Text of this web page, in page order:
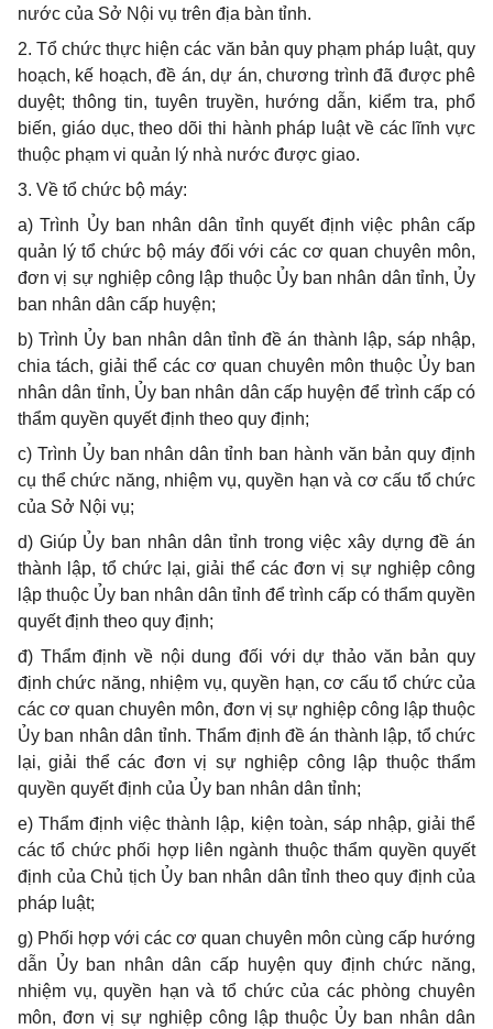
nước của Sở Nội vụ trên địa bàn tỉnh.
2.Tổ chức thực hiện các văn bản quy phạm pháp luật, quy
hoạch, kế hoạch, đề án, dự án, chương trình đã được phê
duyệt; thông tin, tuyên truyền, hướng dẫn, kiểm tra, phổ
biến, giáo dục, theo dõi thi hành pháp luật về các lĩnh vực
thuộc phạm vi quản lý nhà nước được giao.
3. Về tổ chức bộ máy:
a)Trình Ủy ban nhân dân tỉnh quyết định việc phân cấp
quản lý tổ chức bộ máy đối với các cơ quan chuyên môn,
đơn vị sự nghiệp công lập thuộc Ủy ban nhân dân tỉnh, Ủy
ban nhân dân cấp huyện;
b)Trình Ủy ban nhân dân tỉnh đề án thành lập, sáp nhập,
chia tách, giải thể các cơ quan chuyên môn thuộc Ủy ban
nhân dân tỉnh, Ủy ban nhân dân cấp huyện để trình cấp có
thẩm quyền quyết định theo quy định;
c) Trình Ủy ban nhân dân tỉnh ban hành văn bản quy định
cụ thể chức năng, nhiệm vụ, quyền hạn và cơ cấu tổ chức
của Sở Nội vụ;
d) Giúp Ủy ban nhân dân tỉnh trong việc xây dựng đề án
thành lập, tổ chức lại, giải thể các đơn vị sự nghiệp công
lập thuộc Ủy ban nhân dân tỉnh để trình cấp có thẩm quyền
quyết định theo quy định;
đ) Thẩm định về nội dung đối với dự thảo văn bản quy
định chức năng, nhiệm vụ, quyền hạn, cơ cấu tổ chức của
các cơ quan chuyên môn, đơn vị sự nghiệp công lập thuộc
Ủy ban nhân dân tỉnh. Thẩm định đề án thành lập, tổ chức
lại, giải thể các đơn vị sự nghiệp công lập thuộc thẩm
quyền quyết định của Ủy ban nhân dân tỉnh;
e)Thẩm định việc thành lập, kiện toàn, sáp nhập, giải thể
các tổ chức phối hợp liên ngành thuộc thẩm quyền quyết
định của Chủ tịch Ủy ban nhân dân tỉnh theo quy định của
pháp luật;
g) Phối hợp với các cơ quan chuyên môn cùng cấp hướng
dẫn Ủy ban nhân dân cấp huyện quy định chức năng,
nhiệm vụ, quyền hạn và tổ chức của các phòng chuyên
môn, đơn vị sự nghiệp công lập thuộc Ủy ban nhân dân